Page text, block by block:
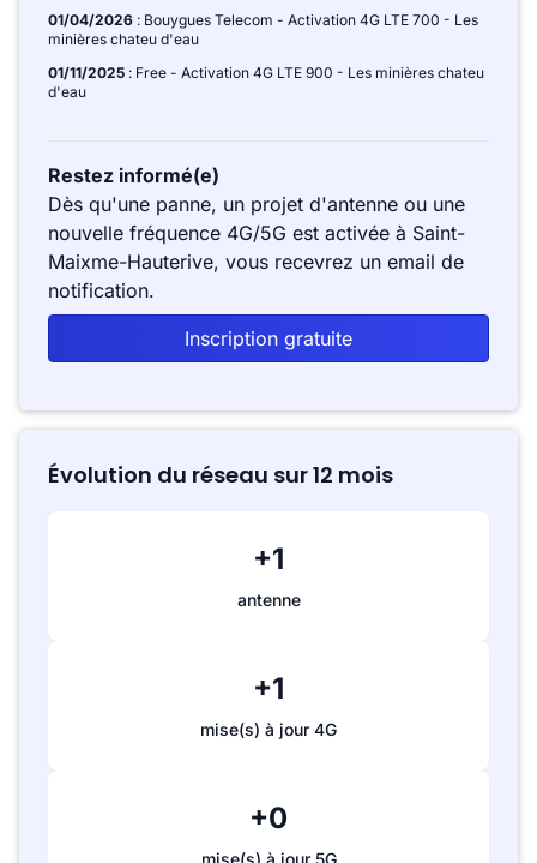
01/04/2026 : Bouygues Telecom - Activation 4G LTE 700 - Les
minières chateu d'eau
01/11/2025 : Free - Activation 4G LTE 900 - Les minières chateu
d'eau
Restez informé(e)
Dès qu'une panne, un projet d'antenne ou une
nouvelle fréquence 4G/5G est activée à Saint-
Maixme-Hauterive, vous recevrez un email de
notification.
Inscription gratuite
Évolution du réseau sur 12 mois
+1
antenne
+1
mise(s) à jour 4G
+0
mise(s) à jour 5G